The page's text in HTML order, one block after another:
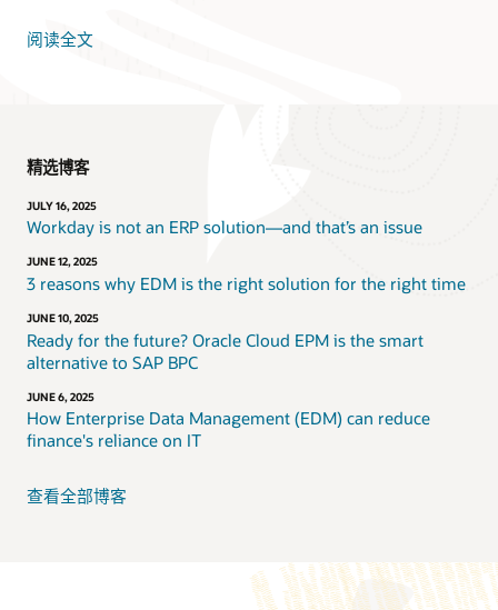
阅读全文
精选博客
JULY 16, 2025
Workday is not an ERP solution—and that’s an issue
JUNE 12, 2025
3 reasons why EDM is the right solution for the right time
JUNE 10, 2025
Ready for the future? Oracle Cloud EPM is the smart
alternative to SAP BPC
JUNE 6, 2025
How Enterprise Data Management (EDM) can reduce
finance's reliance on IT
查看全部博客